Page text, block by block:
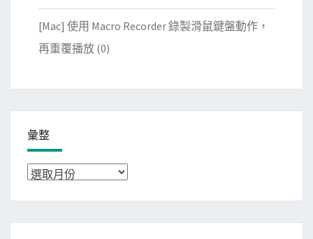
[Mac] 使用 Macro Recorder 錄製滑鼠鍵盤動作，
再重覆播放 (0)
彙整
彙